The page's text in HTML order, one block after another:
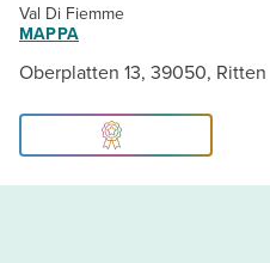
Val Di Fiemme
MAPPA
Oberplatten 13, 39050, Ritten